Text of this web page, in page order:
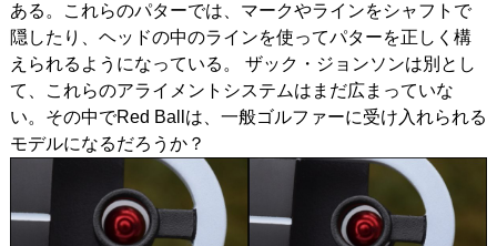
ある。これらのパターでは、マークやラインをシャフトで
隠したり、ヘッドの中のラインを使ってパターを正しく構
えられるようになっている。 ザック・ジョンソンは別とし
て、これらのアライメントシステムはまだ広まっていな
い。その中でRed Ballは、一般ゴルファーに受け入れられる
モデルになるだろうか？